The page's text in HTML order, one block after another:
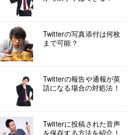
Twitterの写真添付は何枚
まで可能？
Twitterの報告や通報が英
語になる場合の対処法！
Twitterに投稿された音声
を保存する方法を紹介！